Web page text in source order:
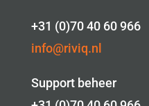
+31 (0)70 40 60 966
info@riviq.nl
Support beheer